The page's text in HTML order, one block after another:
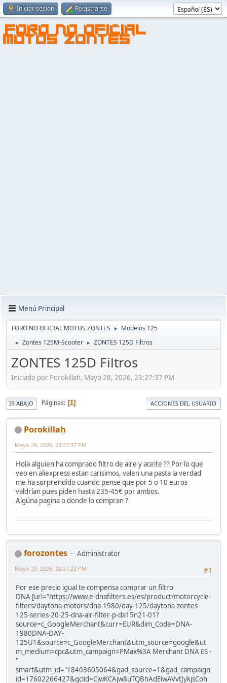
Iniciar sesión Registrarse
FORO NO OFICIAL
MOTOS ZONTES
Menú Principal
FORO NO OFICIAL MOTOS ZONTES ► Modelos 125
► Zontes 125M-Scooter ► ZONTES 125D Filtros
ZONTES 125D Filtros
Iniciado por Porokillah, Mayo 28, 2026, 23:27:37 PM
IR ABAJO Páginas 1 ACCIONES DEL USUARIO
Porokillah
Mayo 28, 2026, 23:27:37 PM
Hola alguien ha comprado filtro de aire y aceite ?? Por lo que
veo en aliexpress estan carisimos, valen una pasta la verdad
me ha sorprendido cuando pense que por 5 o 10 euros
valdrían pues piden hasta 235-45€ por ambos.
Algúna pagina o donde lo compran ?
forozontes
Administrator
#1
Mayo 29, 2026, 20:27:22 PM
Por ese precio igual te compensa comprar un filtro
DNA [url="https://www.e-dnafilters.es/es/product/motorcycle-
filters/daytona-motors/dna-1980/day-125/daytona-zontes-
125-series-20-25-dna-air-filter-p-da15n21-01?
source=c_GoogleMerchant&curr=EUR&dim_Code=DNA-
1980DNA-DAY-
125U1&source=c_GoogleMerchant&utm_source=google&ut
m_medium=cpc&utm_campaign=PMax%3A Merchant DNA ES -
"
smart&utm_id="18403605064&gad_source=1&gad_campaign
id=17602266427&gclid=CjwKCAjw8uTQBhAdEiwAVvtJykjsCoh